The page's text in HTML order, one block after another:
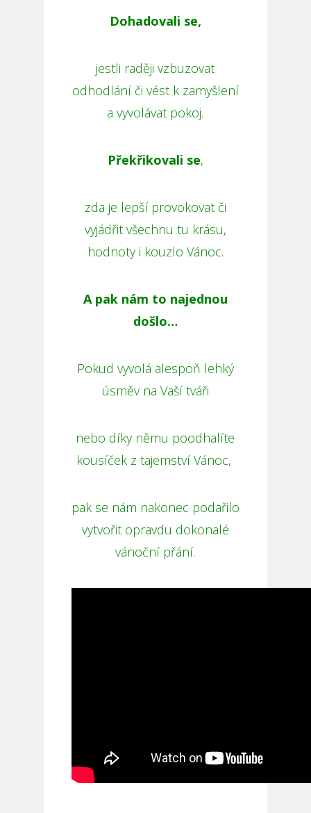
Dohadovali se,
jestli raději vzbuzovat
odhodlání či vést k zamyšlení
a vyvolávat pokoj.
Překřikovali se,
zda je lepší provokovat či
vyjádřit všechnu tu krásu,
hodnoty i kouzlo Vánoc.
A pak nám to najednou
došlo…
Pokud vyvolá alespoň lehký
úsměv na Vaší tváři
nebo díky němu poodhalíte
kousíček z tajemství Vánoc,
pak se nám nakonec podařilo
vytvořit opravdu dokonalé
vánoční přání.